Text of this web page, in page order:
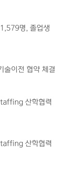
명, 졸업생
술이전 협약 체결
산학협력
산학협력